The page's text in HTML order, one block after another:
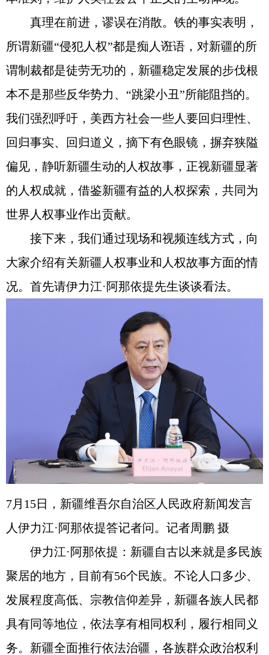
真理在前进，谬误在消散。铁的事实表明，
所谓新疆“侵犯人权”都是痴人诳语，对新疆的所
谓制裁都是徒劳无功的，新疆稳定发展的步伐根
本不是那些反华势力、“跳梁小丑”所能阻挡的。
我们强烈呼吁，美西方社会一些人要回归理性、
回归事实、回归道义，摘下有色眼镜，摒弃狭隘
偏见，静听新疆生动的人权故事，正视新疆显著
的人权成就，借鉴新疆有益的人权探索，共同为
世界人权事业作出贡献。
接下来，我们通过现场和视频连线方式，向
大家介绍有关新疆人权事业和人权故事方面的情
况。首先请伊力江·阿那依提先生谈谈看法。
7月15日，新疆维吾尔自治区人民政府新闻发言
人伊力江·阿那依提答记者问。记者周鹏 摄
伊力江·阿那依提：新疆自古以来就是多民族
聚居的地方，目前有56个民族。不论人口多少、
发展程度高低、宗教信仰差异，新疆各族人民都
具有同等地位，依法享有相同权利，履行相同义
务。新疆全面推行依法治疆，各族群众政治权利